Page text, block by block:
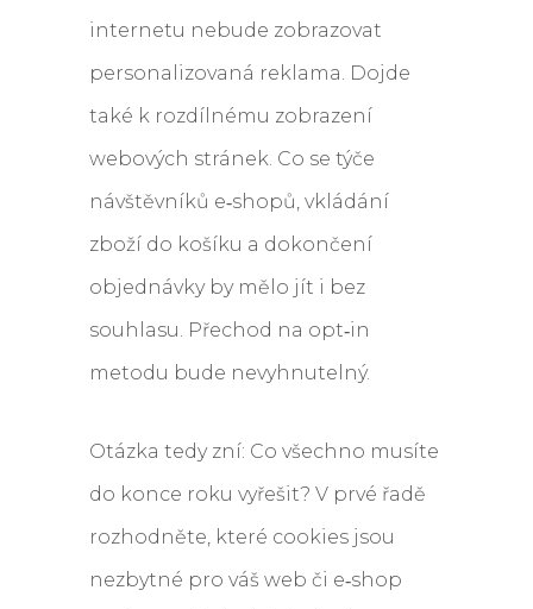
internetu nebude zobrazovat
personalizovaná reklama. Dojde
také k rozdílnému zobrazení
webových stránek. Co se týče
návštěvníků e‑shopů, vkládání
zboží do košíku a dokončení
objednávky by mělo jít i bez
souhlasu. Přechod na opt‑in
metodu bude nevyhnutelný.
Otázka tedy zní: Co všechno musíte
do konce roku vyřešit? V prvé řadě
rozhodněte, které cookies jsou
nezbytné pro váš web či e‑shop